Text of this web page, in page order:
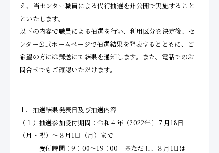
え、当センター職員による代行抽選を非公開で実施すること
といたします。
以下の内容で職員による抽選を行い、利用区分を決定後、セ
ンター公式ホームページで抽選結果を発表するとともに、ご
希望の方には郵送にて結果を通知します。また、電話でのお
問合せでもご確認いただけます。
１．抽選結果発表日及び抽選内容
（１）抽選参加受付期間：令和４年（2022年）７月18日
（月・祝）～８月1日（月）まで
受付時間：9：00～19：00 ※ただし、８月1日は